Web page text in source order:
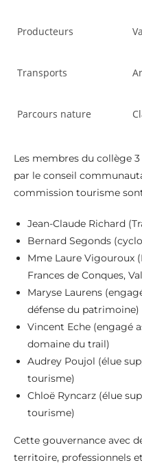
Producteurs
Transports
Parcours nature
Les membres du collège
par le conseil
commission tourisme
Jean-Claude Richard
Bernard Segonds
Mme Laure Vigouroux
Frances de Conques,
Maryse Laurens
défense du patrimoine)
Vincent Eche (engagé
domaine du trail)
Audrey Poujol (élue
tourisme)
Chloë Ryncarz (élue
tourisme)
Cette gouvernance avec
territoire, professionnels